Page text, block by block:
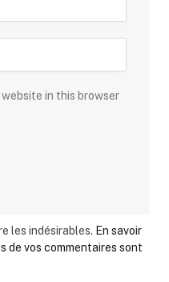
website in this browser
les indésirables. En savoir
de vos commentaires sont